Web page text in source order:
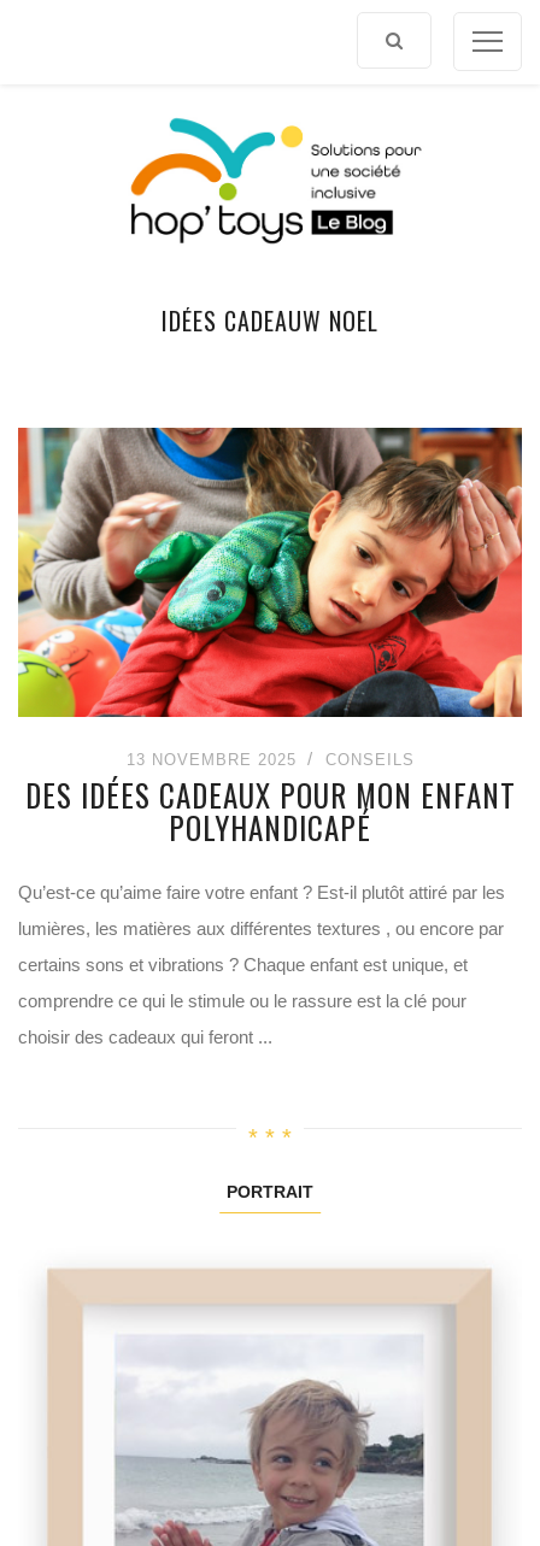
IDÉES CADEAUW NOEL
13 NOVEMBRE 2025 CONSEILS
DES IDÉES CADEAUX POUR MON ENFANT
POLYHANDICAPÉ
Qu’est-ce qu’aime faire votre enfant ? Est-il plutôt attiré par les
lumières, les matières aux différentes textures , ou encore par
certains sons et vibrations ? Chaque enfant est unique, et
comprendre ce qui le stimule ou le rassure est la clé pour
choisir des cadeaux qui feront ...
PORTRAIT